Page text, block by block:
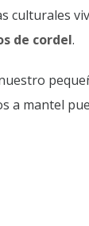
culturales
de cordel.
a mantel